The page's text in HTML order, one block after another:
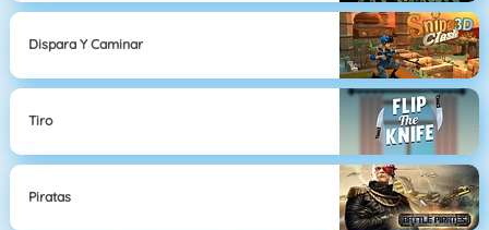
Dispara Y Caminar
Tiro
Piratas